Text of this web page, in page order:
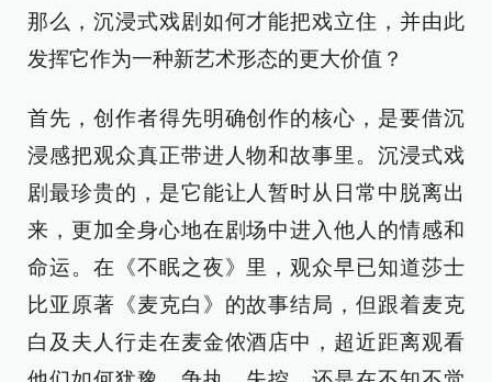
那么，沉浸式戏剧如何才能把戏立住，并由此
发挥它作为一种新艺术形态的更大价值？
首先，创作者得先明确创作的核心，是要借沉
浸感把观众真正带进人物和故事里。沉浸式戏
剧最珍贵的，是它能让人暂时从日常中脱离出
来，更加全身心地在剧场中进入他人的情感和
命运。在《不眠之夜》里，观众早已知道莎士
比亚原著《麦克白》的故事结局，但跟着麦克
白及夫人行走在麦金侬酒店中，超近距离观看